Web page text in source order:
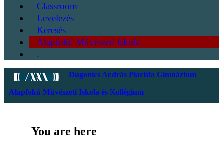
Classroom
Levelezés
Keresés
Alapfokú Művészeti Iskola
.
Dugonics András Piarista Gimnázium
Alapfokú Művészeti Iskola és Kollégium
You are here